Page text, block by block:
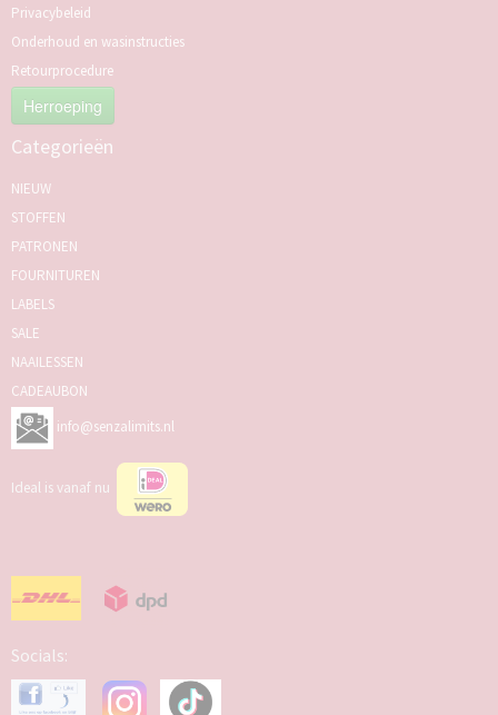
Privacybeleid
Onderhoud en wasinstructies
Retourprocedure
Herroeping
Categorieën
NIEUW
STOFFEN
PATRONEN
FOURNITUREN
LABELS
SALE
NAAILESSEN
CADEAUBON
info@senzalimits.nl
Ideal is vanaf nu
Socials: